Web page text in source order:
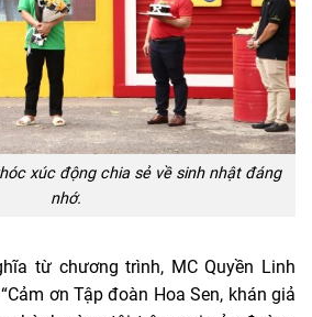
xúc động chia sẻ về sinh nhật đáng
nhớ.
từ chương trình, MC Quyền Linh
ơn Tập đoàn Hoa Sen, khán giả